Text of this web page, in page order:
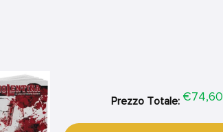
Prezzo Totale: Price
€74,60